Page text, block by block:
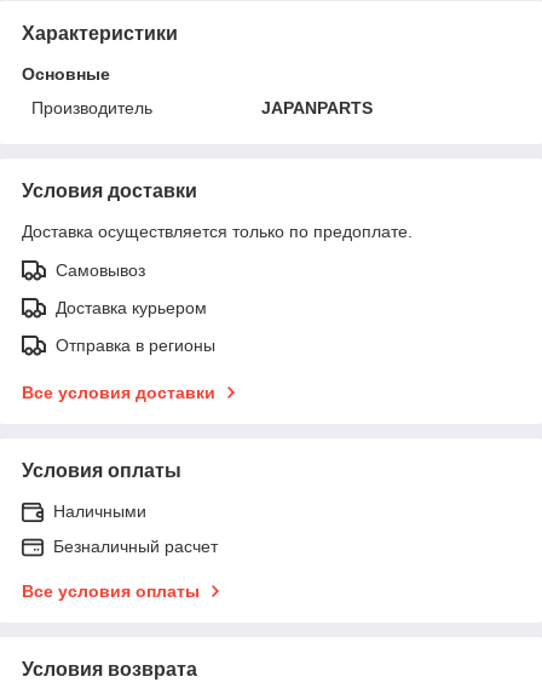
Характеристики
Основные
Производитель
JAPANPARTS
Условия доставки
Доставка осуществляется только по предоплате.
Самовывоз
Доставка курьером
Отправка в регионы
Все условия доставки
Условия оплаты
Наличными
Безналичный расчет
Все условия оплаты
Условия возврата